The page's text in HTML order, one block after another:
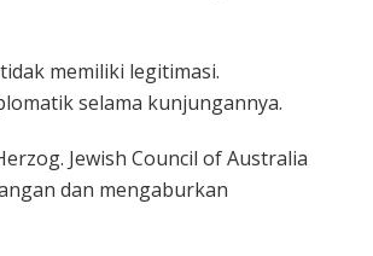
memiliki legitimasi.
selama kunjungannya.
Jewish Council of Australia
dan mengaburkan